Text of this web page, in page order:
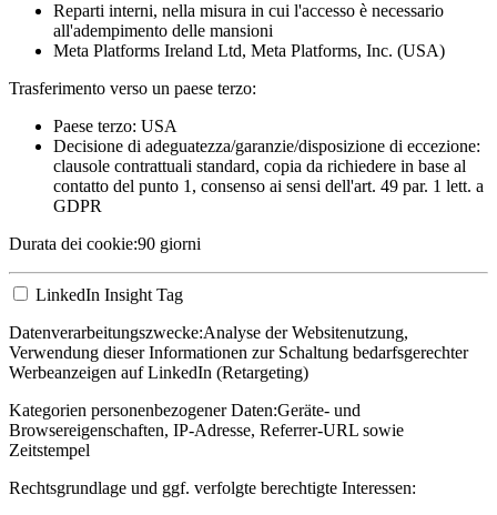
Reparti interni, nella misura in cui l'accesso è necessario
all'adempimento delle mansioni
Meta Platforms Ireland Ltd, Meta Platforms, Inc. (USA)
Trasferimento verso un paese terzo:
Paese terzo: USA
Decisione di adeguatezza/garanzie/disposizione di eccezione:
clausole contrattuali standard, copia da richiedere in base al
contatto del punto 1, consenso ai sensi dell'art. 49 par. 1 lett. a
GDPR
Durata dei cookie:90 giorni
LinkedIn Insight Tag
Datenverarbeitungszwecke:Analyse der Websitenutzung,
Verwendung dieser Informationen zur Schaltung bedarfsgerechter
Werbeanzeigen auf LinkedIn (Retargeting)
Kategorien personenbezogener Daten:Geräte- und
Browsereigenschaften, IP-Adresse, Referrer-URL sowie
Zeitstempel
Rechtsgrundlage und ggf. verfolgte berechtigte Interessen: